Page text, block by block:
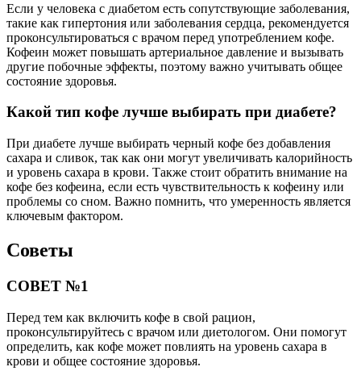
Если у человека с диабетом есть сопутствующие заболевания,
такие как гипертония или заболевания сердца, рекомендуется
проконсультироваться с врачом перед употреблением кофе.
Кофеин может повышать артериальное давление и вызывать
другие побочные эффекты, поэтому важно учитывать общее
состояние здоровья.
Какой тип кофе лучше выбирать при диабете?
При диабете лучше выбирать черный кофе без добавления
сахара и сливок, так как они могут увеличивать калорийность
и уровень сахара в крови. Также стоит обратить внимание на
кофе без кофеина, если есть чувствительность к кофеину или
проблемы со сном. Важно помнить, что умеренность является
ключевым фактором.
Советы
СОВЕТ №1
Перед тем как включить кофе в свой рацион,
проконсультируйтесь с врачом или диетологом. Они помогут
определить, как кофе может повлиять на уровень сахара в
крови и общее состояние здоровья.